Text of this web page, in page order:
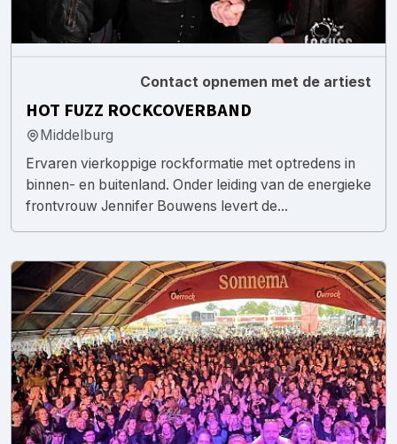
Contact opnemen met de artiest
HOT FUZZ ROCKCOVERBAND
Middelburg
Ervaren vierkoppige rockformatie met optredens in
binnen- en buitenland. Onder leiding van de energieke
frontvrouw Jennifer Bouwens levert de...